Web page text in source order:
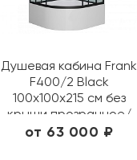
Душевая кабина Frank
F400/2 Black
100х100х215 см без
крыши прозрачное/
матовое 150009/ 20073
от 63 000 ₽